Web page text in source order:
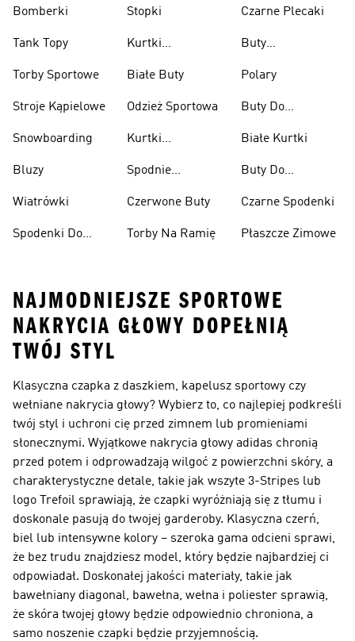
Bomberki
Tank Topy
Torby Sportowe
Stroje Kąpielowe
Snowboarding
Bluzy
Wiatrówki
Spodenki Do
Stopki
Kurtki
Białe Buty
Odzież Sportowa
Kurtki
Spodnie
Czerwone Buty
Torby Na Ramię
Czarne Plecaki
Buty
Polary
Buty Do
Ciężarów
Białe Kurtki
Buty Do
Czarne Spodenki
Płaszcze Zimowe
NAJMODNIEJSZE SPORTOWE
NAKRYCIA GŁOWY DOPEŁNIĄ
TWÓJ STYL
Klasyczna czapka z daszkiem, kapelusz sportowy czy
wełniane nakrycia głowy? Wybierz to, co najlepiej podkreśli
twój styl i uchroni cię przed zimnem lub promieniami
słonecznymi. Wyjątkowe nakrycia głowy adidas chronią
przed potem i odprowadzają wilgoć z powierzchni skóry, a
charakterystyczne detale, takie jak wszyte 3-Stripes lub
logo Trefoil sprawiają, że czapki wyróżniają się z tłumu i
doskonale pasują do twojej garderoby. Klasyczna czerń,
biel lub intensywne kolory – szeroka gama odcieni sprawi,
że bez trudu znajdziesz model, który będzie najbardziej ci
odpowiadał. Doskonałej jakości materiały, takie jak
bawełniany diagonal, bawełna, wełna i poliester sprawią,
że skóra twojej głowy będzie odpowiednio chroniona, a
samo noszenie czapki będzie przyjemnością.